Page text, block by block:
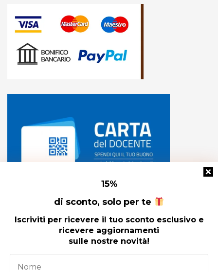
P. iva- 00494760861
Leggi le nostre recensioni
15%
di sconto, solo per te
Iscriviti per ricevere il tuo sconto esclusivo e
ricevere aggiornamenti
sulle nostre novità!